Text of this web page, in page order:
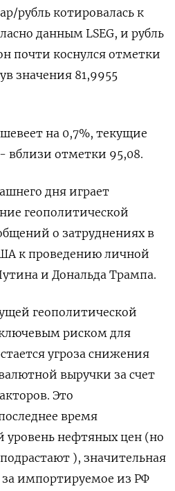
рубль котировалась к
данным LSEG, и рубль
почти коснулся отметки
значения 81,9955
на 0,7%, текущие
вблизи отметки 95,08.
дня играет
геополитической
о затруднениях в
к проведению личной
и Дональда Трампа.
геополитической
риском для
угроза снижения
выручки за счет
Это
время
уровень нефтяных цен (но
), значительная
за импортируемое из РФ